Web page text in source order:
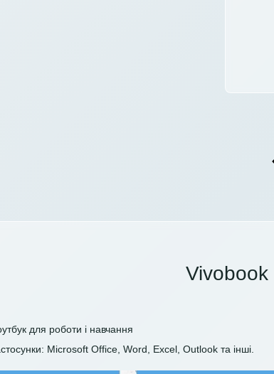
для роботи і навчання
Microsoft Office, Word, Excel, Outlook та інші.